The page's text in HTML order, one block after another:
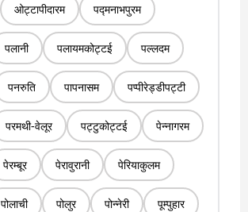
ओट्टापीदारम पद्मनाभपुरम
पलानी पलायमकोट्टई पल्लदम
पनरुति पापनासम पप्पीरेड्डीपट्टी
परमथी-वेलूर पट्टुकोट्टई पेन्नागरम
पेरम्बूर पेरावुरानी पेरियाकुलम
पोलाची पोलुर पोन्नेरी पूम्पुहार